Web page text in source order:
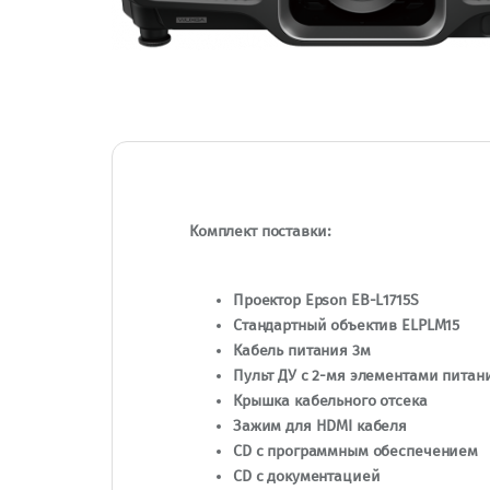
Комплект поставки:
Проектор Epson EB-L1715S
Стандартный объектив ELPLM15
Кабель питания 3м
Пульт ДУ с 2-мя элементами
Крышка кабельного отсека
Зажим для HDMI кабеля
CD с программным обеспечением
CD с документацией